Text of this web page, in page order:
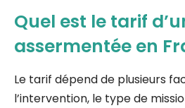
Quel est le tarif
assermentée en
Le tarif dépend de plusieurs
l’intervention, le type de